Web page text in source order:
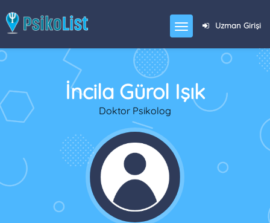
Uzman Girişi
İncila Gürol Işık
Doktor Psikolog